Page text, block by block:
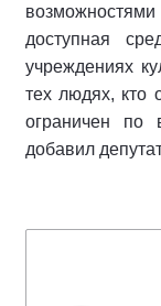
доступная
учреждениях
тех людях, кто
ограничен по
добавил